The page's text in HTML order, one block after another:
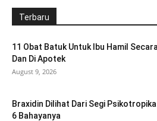
Terbaru
11 Obat Batuk Untuk Ibu Hamil
Dan Di Apotek
August 9, 2026
Braxidin Dilihat Dari Segi
6 Bahayanya